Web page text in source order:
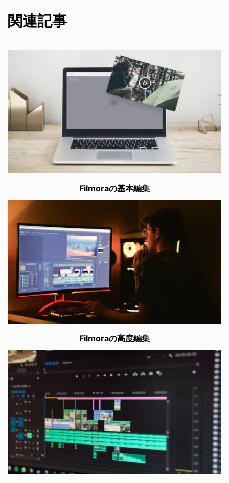
関連記事
Filmoraの基本編集
Filmoraの高度編集